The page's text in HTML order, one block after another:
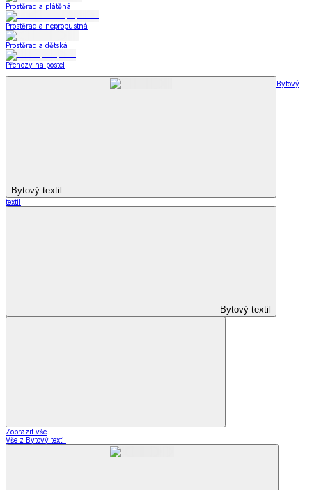
Prostěradla plátěná
Prostěradla nepropustná
Prostěradla dětská
Přehozy na postel
Bytový textil
Bytový
textil
Bytový textil
Zobrazit vše
Vše z Bytový textil